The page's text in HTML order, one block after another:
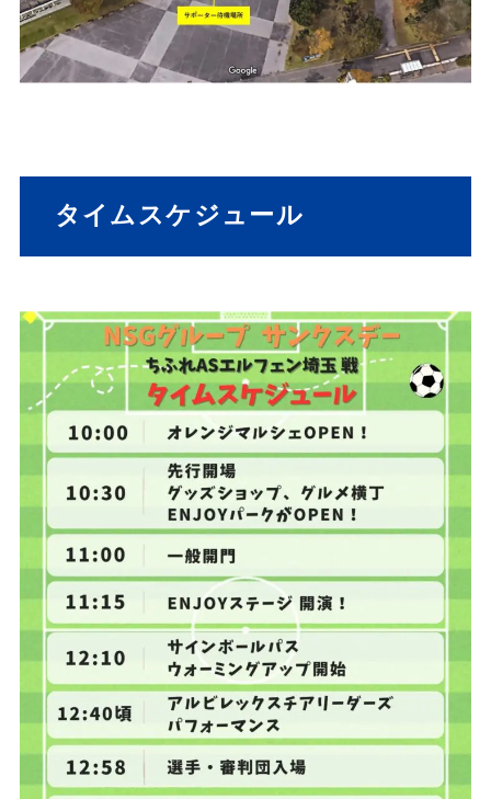
タイムスケジュール